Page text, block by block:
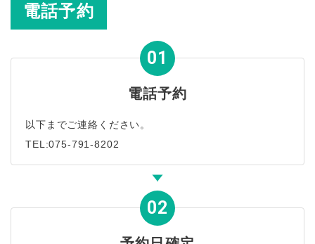
電話予約
電話予約
以下までご連絡ください。
TEL:075-791-8202